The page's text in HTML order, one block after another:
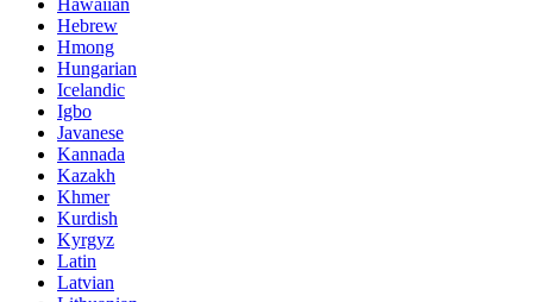
Hebrew
Hmong
Hungarian
Icelandic
Igbo
Javanese
Kannada
Kazakh
Khmer
Kurdish
Kyrgyz
Latin
Latvian